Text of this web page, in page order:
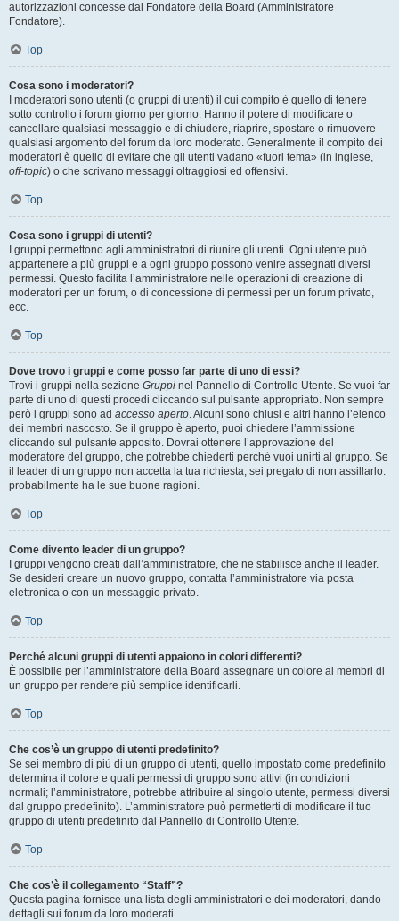
autorizzazioni concesse dal Fondatore della Board (Amministratore
Fondatore).
Top
Cosa sono i moderatori?
I moderatori sono utenti (o gruppi di utenti) il cui compito è quello di tenere
sotto controllo i forum giorno per giorno. Hanno il potere di modificare o
cancellare qualsiasi messaggio e di chiudere, riaprire, spostare o rimuovere
qualsiasi argomento del forum da loro moderato. Generalmente il compito dei
moderatori è quello di evitare che gli utenti vadano «fuori tema» (in inglese,
off-topic) o che scrivano messaggi oltraggiosi ed offensivi.
Top
Cosa sono i gruppi di utenti?
I gruppi permettono agli amministratori di riunire gli utenti. Ogni utente può
appartenere a più gruppi e a ogni gruppo possono venire assegnati diversi
permessi. Questo facilita l’amministratore nelle operazioni di creazione di
moderatori per un forum, o di concessione di permessi per un forum privato,
ecc.
Top
Dove trovo i gruppi e come posso far parte di uno di essi?
Trovi i gruppi nella sezione Gruppi nel Pannello di Controllo Utente. Se vuoi far
parte di uno di questi procedi cliccando sul pulsante appropriato. Non sempre
però i gruppi sono ad accesso aperto. Alcuni sono chiusi e altri hanno l’elenco
dei membri nascosto. Se il gruppo è aperto, puoi chiedere l’ammissione
cliccando sul pulsante apposito. Dovrai ottenere l’approvazione del
moderatore del gruppo, che potrebbe chiederti perché vuoi unirti al gruppo. Se
il leader di un gruppo non accetta la tua richiesta, sei pregato di non assillarlo:
probabilmente ha le sue buone ragioni.
Top
Come divento leader di un gruppo?
I gruppi vengono creati dall’amministratore, che ne stabilisce anche il leader.
Se desideri creare un nuovo gruppo, contatta l’amministratore via posta
elettronica o con un messaggio privato.
Top
Perché alcuni gruppi di utenti appaiono in colori differenti?
È possibile per l’amministratore della Board assegnare un colore ai membri di
un gruppo per rendere più semplice identificarli.
Top
Che cos’è un gruppo di utenti predefinito?
Se sei membro di più di un gruppo di utenti, quello impostato come predefinito
determina il colore e quali permessi di gruppo sono attivi (in condizioni
normali; l’amministratore, potrebbe attribuire al singolo utente, permessi diversi
dal gruppo predefinito). L’amministratore può permetterti di modificare il tuo
gruppo di utenti predefinito dal Pannello di Controllo Utente.
Top
Che cos’è il collegamento “Staff”?
Questa pagina fornisce una lista degli amministratori e dei moderatori, dando
dettagli sui forum da loro moderati.